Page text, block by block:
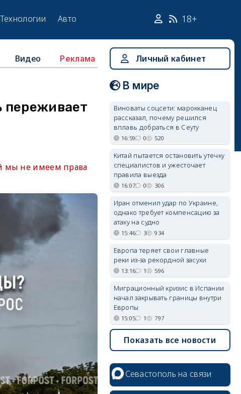
Технологии Авто 18+
Видео Реклама
переживает
мы не имеем права
Личный кабинет
В мире
Виноваты соцсети: марокканец
рассказал, почему решился
вплавь добраться в Сеуту
16:59 0 520
Китай пытается остановить утечку
специалистов и ужесточает
правила выезда
16:07 0 306
Иран отменил удар по Украине,
однако требует компенсацию за
атаку на судно
15:46 3 934
Европа теряет свои главные
реки из-за рекордной засухи
13:16 1 596
Миграционный кризис в Испании
начал закрывать границы внутри
Европы
15:05 1 797
Показать все новости
Севастополь на связи